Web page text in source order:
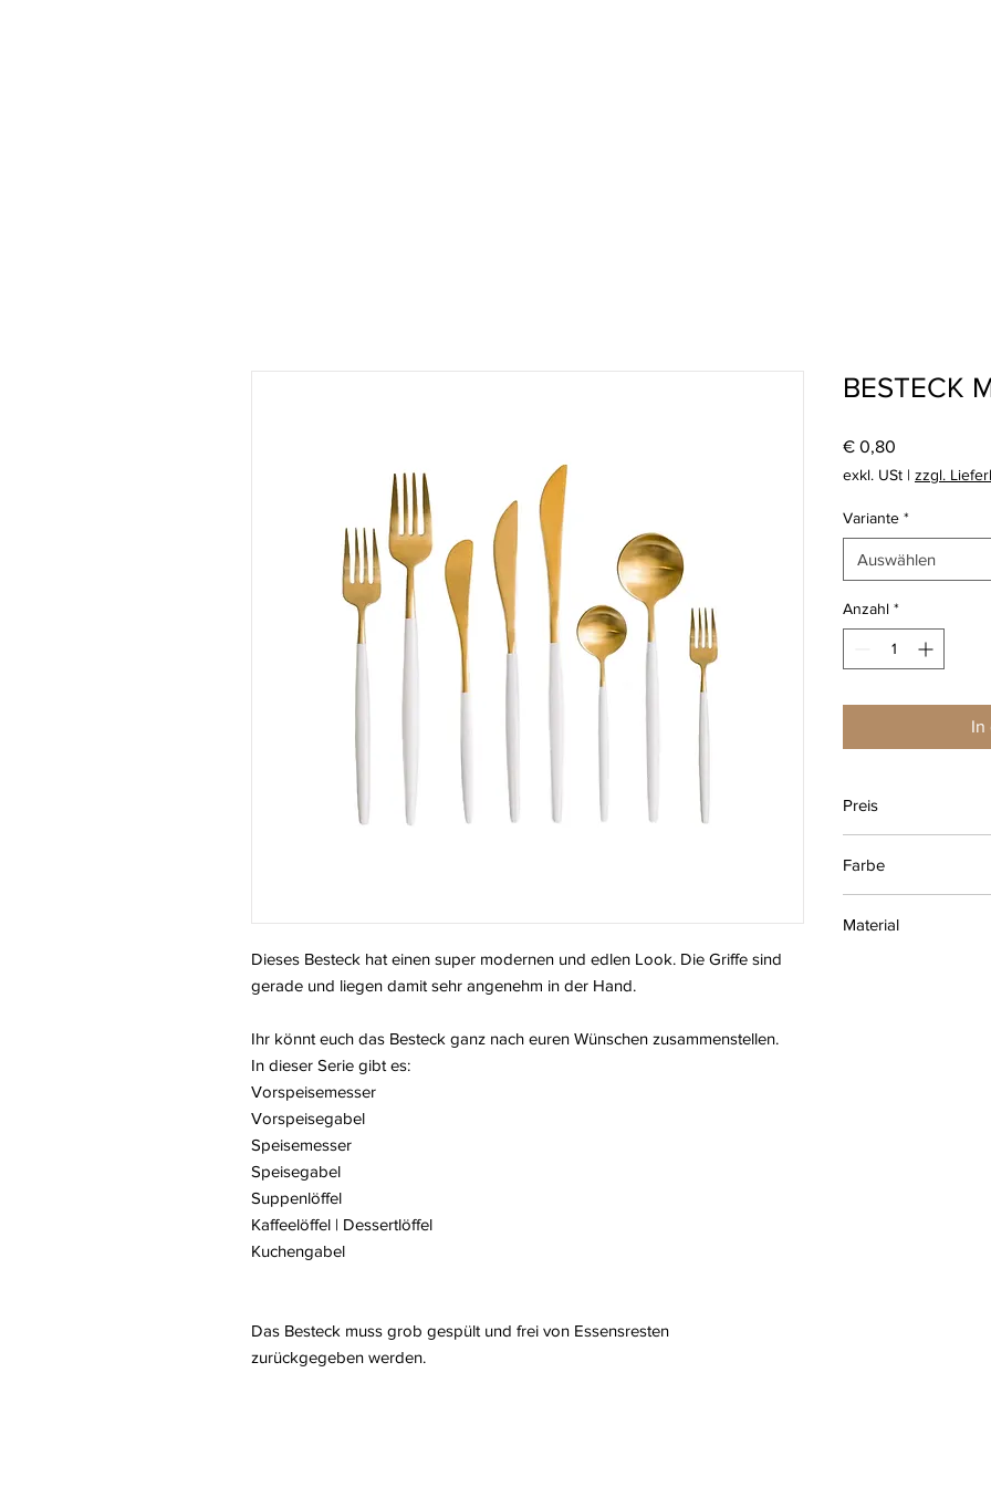
Dieses Besteck hat einen super modernen und edlen Look. Die Griffe sind
gerade und liegen damit sehr angenehm in der Hand.
Ihr könnt euch das Besteck ganz nach euren Wünschen zusammenstellen.
In dieser Serie gibt es:
Vorspeisemesser
Vorspeisegabel
Speisemesser
Speisegabel
Suppenlöffel
Kaffeelöffel | Dessertlöffel
Kuchengabel
Das Besteck muss grob gespült und frei von Essensresten
zurückgegeben werden.
BESTECK
€ 0,80
exkl. USt | zzgl.
Variante *
Auswählen
Anzahl *
In
Preis
Farbe
Material